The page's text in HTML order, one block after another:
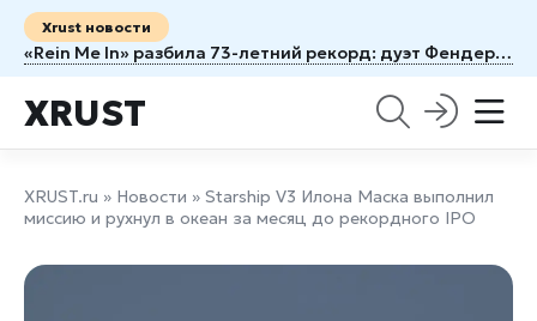
Xrust новости
«Rein Me In» разбила 73-летний рекорд: дуэт Фендера и Дин обошёл легенду 1953 года
XRUST
XRUST.ru » Новости » Starship V3 Илона Маска выполнил
миссию и рухнул в океан за месяц до рекордного IPO